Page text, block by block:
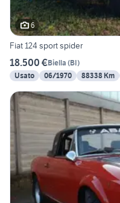
6
Fiat 124 sport spider
18.500 €Biella (BI)
Usato
06/1970 88338 Km